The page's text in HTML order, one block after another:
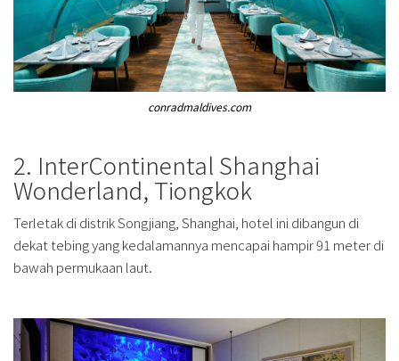
conradmaldives.com
2. InterContinental Shanghai
Wonderland, Tiongkok
Terletak di distrik Songjiang, Shanghai, hotel ini dibangun di
dekat tebing yang kedalamannya mencapai hampir 91 meter di
bawah permukaan laut.